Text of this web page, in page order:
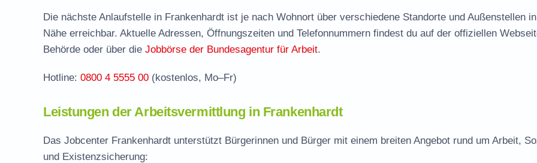
Termin vereinbaren und Bürgergeld beantragen
Jobcenter Schwäbisch Hall – zuständige Stelle
Stellenangebote und Jobbörse in Frankenhardt
Häufige Fragen rund ums Jobcenter
Die nächste Anlaufstelle in Frankenhardt ist je nach Wohnort über verschiedene Standorte und Außenstellen
Nähe erreichbar. Aktuelle Adressen, Öffnungszeiten und Telefonnummern findest du auf der offiziellen
Behörde oder über die Jobbörse der Bundesagentur für Arbeit.
Hotline: 0800 4 5555 00 (kostenlos, Mo–Fr)
Leistungen der Arbeitsvermittlung in Frankenhardt
Das Jobcenter Frankenhardt unterstützt Bürgerinnen und Bürger mit einem breiten Angebot rund um Arbeit,
und Existenzsicherung: